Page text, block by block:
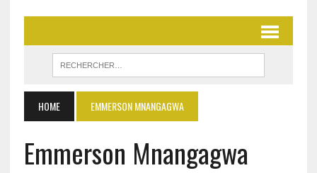
HOME EMMERSON MNANGAGWA
Emmerson Mnangagwa